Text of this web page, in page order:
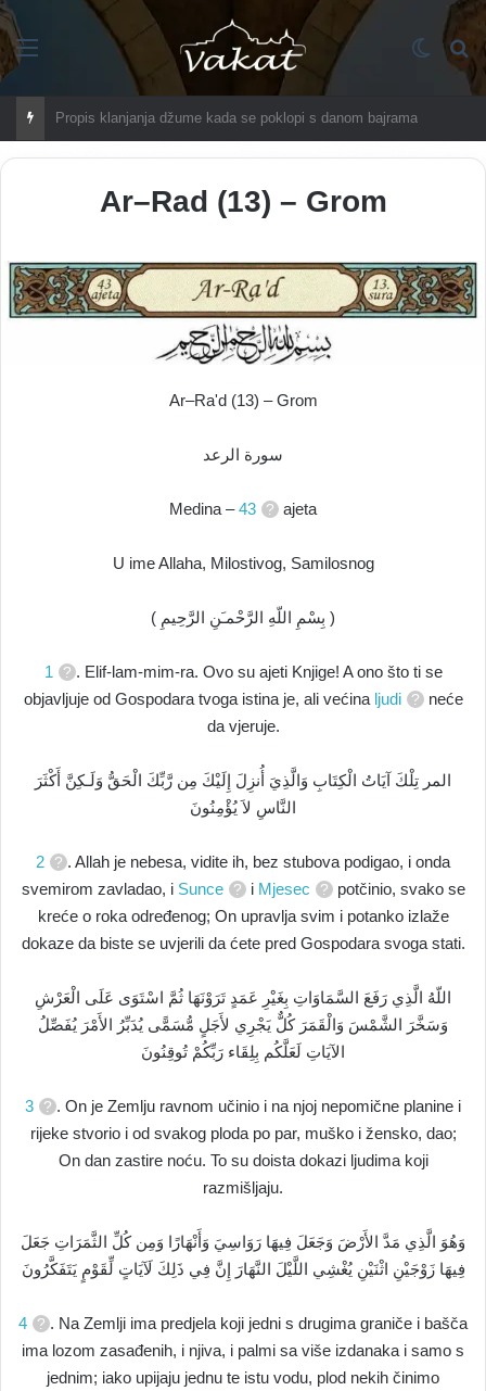
Čuvajte se griješenja u mjesecu redžebu?
Ar–Rad (13) – Grom
Ar–Ra'd (13) – Grom
سورة الرعد
Medina –43 ajeta
U ime Allaha, Milostivog, Samilosnog
( بِسْمِ اللّهِ الرَّحْمـَنِ الرَّحِيمِ )
1
. Elif-lam-mim-ra. Ovo su ajeti Knjige! A ono što ti se
objavljuje od Gospodara tvoga istina je, ali većina ljudi
neće
da vjeruje.
المر تِلْكَ آيَاتُ الْكِتَابِ وَالَّذِيَ أُنزِلَ إِلَيْكَ مِن رَّبِّكَ الْحَقُّ وَلَـكِنَّ أَكْثَرَ
النَّاسِ لاَ يُؤْمِنُونَ
2
. Allah je nebesa, vidite ih, bez stubova podigao, i onda
svemirom zavladao, i Sunce i Mjesec
potčinio, svako se
kreće o roka određenog; On upravlja svim i potanko izlaže
dokaze da biste se uvjerili da ćete pred Gospodara svoga stati.
اللّهُ الَّذِي رَفَعَ السَّمَاوَاتِ بِغَيْرِ عَمَدٍ تَرَوْنَهَا ثُمَّ اسْتَوَى عَلَى الْعَرْشِ
وَسَخَّرَ الشَّمْسَ وَالْقَمَرَ كُلٌّ يَجْرِي لأَجَلٍ مُّسَمًّى يُدَبِّرُ الأَمْرَ يُفَصِّلُ
الآيَاتِ لَعَلَّكُم بِلِقَاء رَبِّكُمْ تُوقِنُونَ
3
. On je Zemlju ravnom učinio i na njoj nepomične planine i
rijeke stvorio i od svakog ploda po par, muško i žensko, dao;
On dan zastire noću. To su doista dokazi ljudima koji
razmišljaju.
وَهُوَ الَّذِي مَدَّ الأَرْضَ وَجَعَلَ فِيهَا رَوَاسِيَ وَأَنْهَارًا وَمِن كُلِّ الثَّمَرَاتِ جَعَلَ
فِيهَا زَوْجَيْنِ اثْنَيْنِ يُغْشِي اللَّيْلَ النَّهَارَ إِنَّ فِي ذَلِكَ لَآيَاتٍ لِّقَوْمٍ يَتَفَكَّرُونَ
4
. Na Zemlji ima predjela koji jedni s drugima graniče i bašča
ima lozom zasađenih, i njiva, i palmi sa više izdanaka i samo s
jednim; iako upijaju jednu te istu vodu, plod nekih činimo